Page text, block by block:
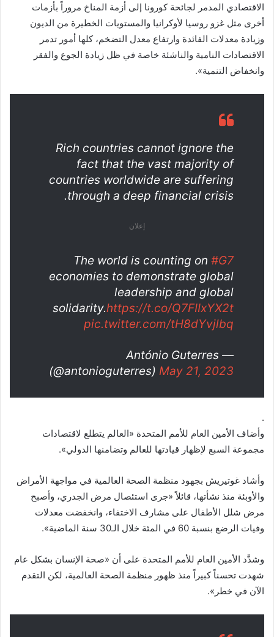
الاقتصادي المدمر لجائحة كورونا إلى أزمة المناخ مروراً بأزمات
أخرى مثل غزو روسيا لأوكرانيا والمستويات الخطيرة من الديون
وزيادة معدلات الفائدة وارتفاع معدل التضخم، كلها أمور تدمر
الاقتصادات النامية والناشئة خاصة في ظل زيادة الجوع والفقر
وانخفاض التنمية».
Rich countries cannot ignore the
fact that the vast majority of
countries worldwide are suffering
through a deep financial crisis.
إعلان
The world is counting on #G7
economies to demonstrate global
leadership and global
solidarity.https://t.co/Q7FIIxYX2t
pic.twitter.com/tH8dYvjlbq
— António Guterres
(@antonioguterres) May 21, 2023
.
وأضاف الأمين العام للأمم المتحدة «العالم يتطلع لاقتصادات
مجموعة السبع لإظهار قيادتها للعالم وتضامنها الدولي».
وأشاد غوتيريش بجهود منظمة الصحة العالمية في مواجهة الأمراض
والأوبئة منذ نشأتها، قائلاً «جرى استئصال مرض الجدري، وأصبح
مرض شلل الأطفال على مشارف الاختفاء، وانخفضت معدلات
وفيات الرضع بنسبة 60 في المئة خلال الـ30 سنة الماضية».
وشدَّد الأمين العام للأمم المتحدة على أن «صحة الإنسان بشكل عام
شهدت تحسناً كبيراً منذ ظهور منظمة الصحة العالمية، لكن التقدم
الآن في خطر».